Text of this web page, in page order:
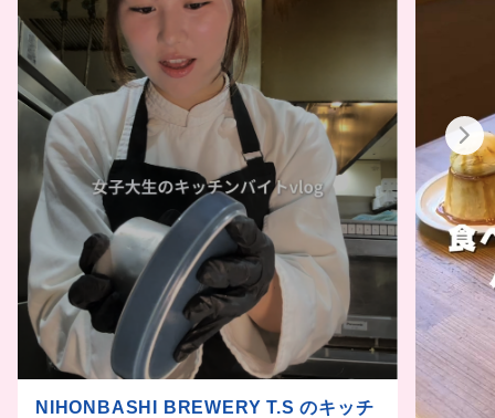
NIHONBASHI BREWERY T.S のキッチ